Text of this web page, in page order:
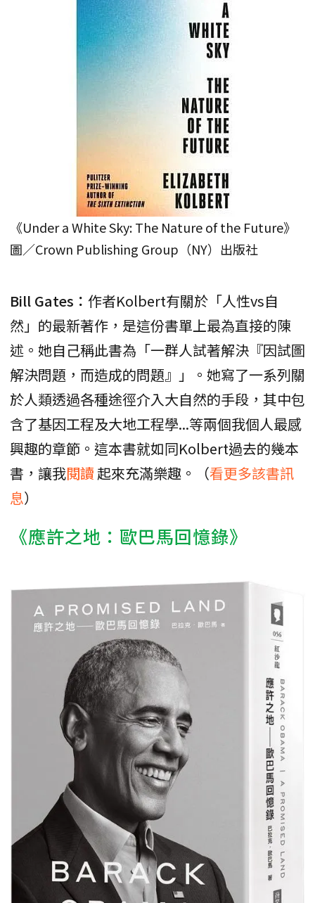
《Under a White Sky: The Nature of the Future》
圖／Crown Publishing Group（NY）出版社
Bill Gates： 作者Kolbert有關於「人性vs自
然」的最新著作，是這份書單上最為直接的陳
述。她自己稱此書為「一群人試著解決『因試圖
解決問題，而造成的問題』」。她寫了一系列關
於人類透過各種途徑介入大自然的手段，其中包
含了基因工程及大地工程學...等兩個我個人最感
興趣的章節。這本書就如同Kolbert過去的幾本
書，讓我閱讀 起來充滿樂趣。（看更多該書訊
息）
《應許之地：歐巴馬回憶錄》